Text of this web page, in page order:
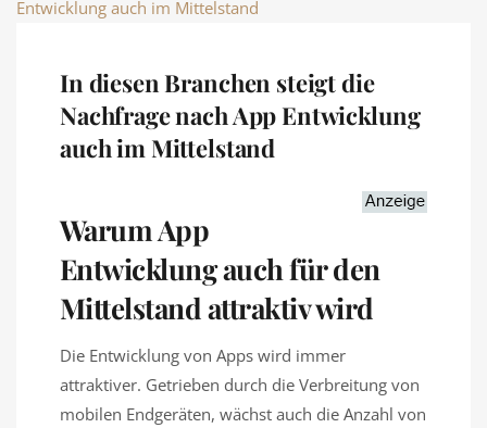
In diesen Branchen steigt die
Nachfrage nach App Entwicklung
auch im Mittelstand
Warum App
Entwicklung auch für den
Mittelstand attraktiv wird
Die Entwicklung von Apps wird immer
attraktiver. Getrieben durch die Verbreitung von
mobilen Endgeräten, wächst auch die Anzahl von